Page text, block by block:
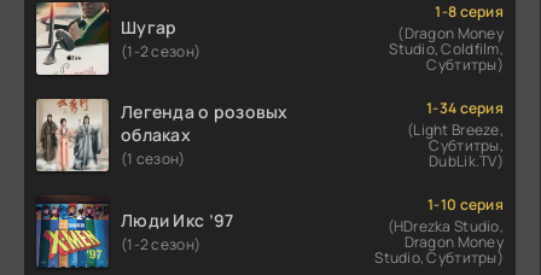
Шугар
(1-2 сезон)
1-8 серия
(Dragon Money
Studio, Coldfilm,
Субтитры)
Легенда о розовых
облаках
(1 сезон)
1-34 серия
(Light Breeze,
Субтитры,
DubLik.TV)
Люди Икс ’97
(1-2 сезон)
1-10 серия
(HDrezka Studio,
Dragon Money
Studio, Субтитры)